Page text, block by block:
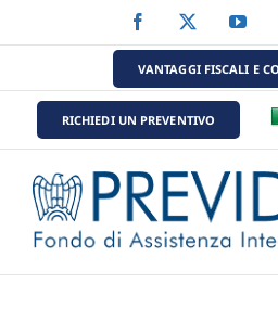
al
Facebook
VANTAGGI FISCALI E
RICHIEDI UN PREVENTIVO